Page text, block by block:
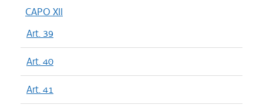
CAPO XII
Art. 39
Art. 40
Art. 41